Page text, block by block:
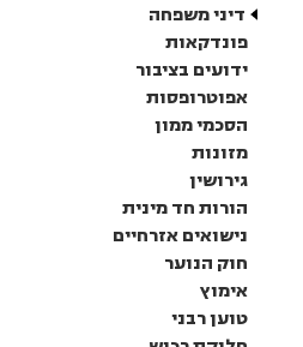
דיני משפחה
פונדקאות
ידועים בציבור
אפוטרופסות
הסכמי ממון
מזונות
גירושין
הורות חד מינית
נישואים אזרחיים
חוק הנוער
אימוץ
טוען רבני